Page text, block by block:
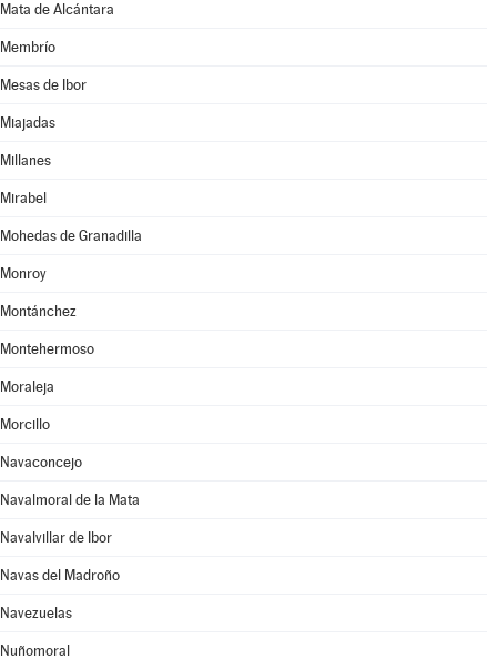
Mata de Alcántara
Membrío
Mesas de Ibor
Miajadas
Millanes
Mirabel
Mohedas de Granadilla
Monroy
Montánchez
Montehermoso
Moraleja
Morcillo
Navaconcejo
Navalmoral de la Mata
Navalvillar de Ibor
Navas del Madroño
Navezuelas
Nuñomoral